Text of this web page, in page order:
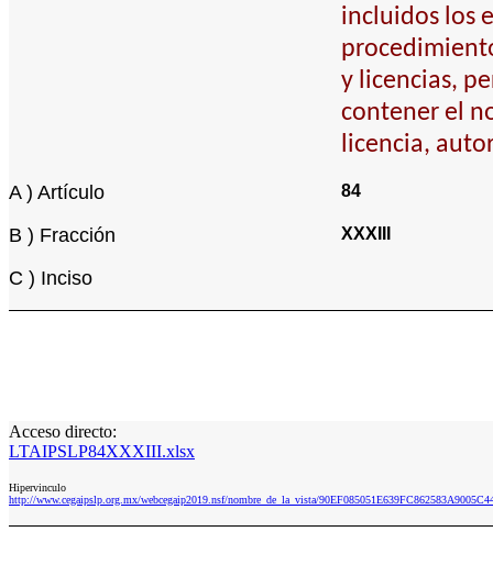
incluidos los
y licencias,
contener el
licencia,
A ) Artículo 84
B ) Fracción XXXIII
C ) Inciso
Acceso directo:
LTAIPSLP84XXXIII.xlsx
Hipervinculo
http://www.cegaipslp.org.mx/webcegaip2019.nsf/nombre_de_la_vista/